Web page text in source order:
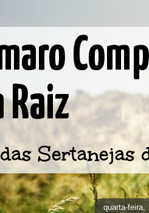
Sertanejas
quarta-feira,